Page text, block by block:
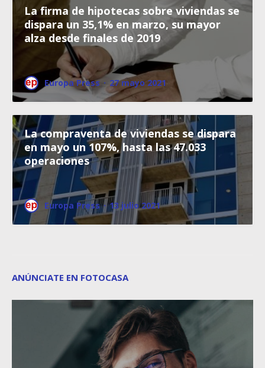
La firma de hipotecas sobre viviendas se
dispara un 35,1% en marzo, su mayor
alza desde finales de 2019
Europa Press · 27 mayo 2021
La compraventa de viviendas se dispara
en mayo un 107%, hasta las 47.033
operaciones
Europa Press · 13 julio 2021
ANÚNCIATE EN FOTOCASA